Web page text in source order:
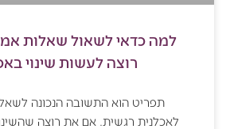
למה כדאי לשאול שאלות
רוצה לעשות שינוי
תפריט הוא התשובה הנכונה
לאכלנית רגשית. אם את רוצה